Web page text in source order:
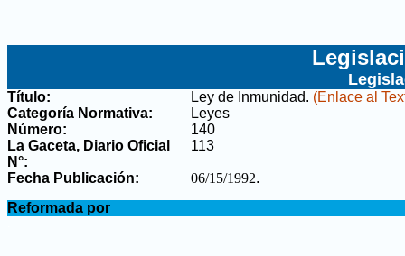
Título: Ley de Inmunidad. (Enlace al
Categoría Normativa:
Leyes
Número:
140
La Gaceta, Diario Oficial
N°:
113
Fecha Publicación: 06/15/1992.
Reformada por